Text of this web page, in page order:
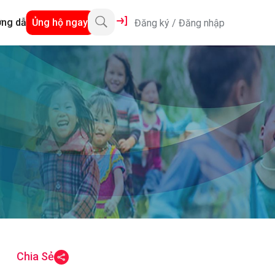
dẫn Ủng hộ ngay Đăng ký / Đăng nhập
Chia Sẻ